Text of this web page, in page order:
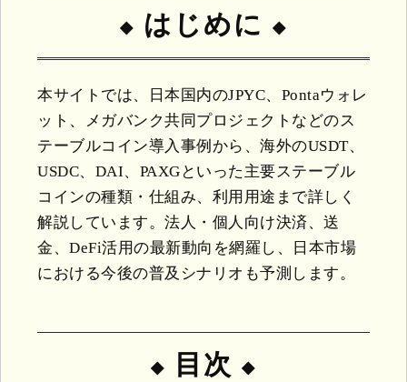
はじめに
本サイトでは、日本国内のJPYC、Pontaウォレ
ット、メガバンク共同プロジェクトなどのス
テーブルコイン導入事例から、海外のUSDT、
USDC、DAI、PAXGといった主要ステーブル
コインの種類・仕組み、利用用途まで詳しく
解説しています。法人・個人向け決済、送
金、DeFi活用の最新動向を網羅し、日本市場
における今後の普及シナリオも予測します。
目次